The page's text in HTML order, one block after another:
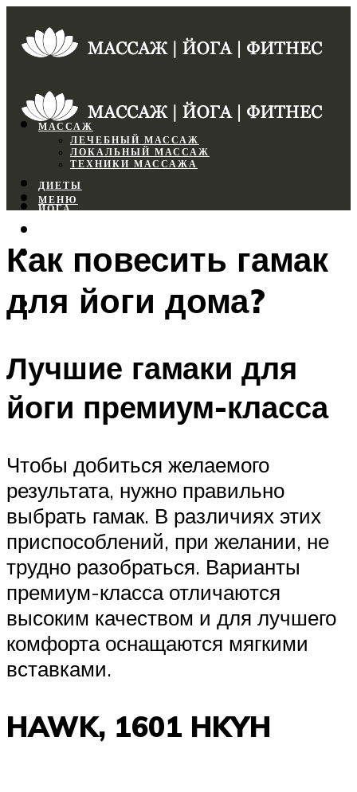
МАССАЖ
ЛЕЧЕБНЫЙ МАССАЖ
ЛОКАЛЬНЫЙ МАССАЖ
ТЕХНИКИ МАССАЖА
ДИЕТЫ
ЙОГА
ФИТНЕС
МЕНЮ
МЕНЮ
Как повесить гамак
для йоги дома?
Лучшие гамаки для
йоги премиум-класса
Чтобы добиться желаемого
результата, нужно правильно
выбрать гамак. В различиях этих
приспособлений, при желании, не
трудно разобраться. Варианты
премиум-класса отличаются
высоким качеством и для лучшего
комфорта оснащаются мягкими
вставками.
HAWK, 1601 HKYH